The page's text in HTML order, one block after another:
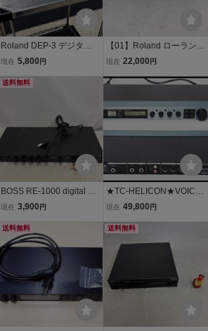
Roland DEP-3 デジタル
エフェクトプロセッサー
レイ リバーブ エフェクタ
現在 5,800 円
【01】Roland ローランド
RDE-1800 デジタルエコ
260801C9006
現在 22,000 円
送料無料
BOSS RE-1000 digital mu
lti echo リバーブ エコー
現在 3,900 円
★TC-HELICON★VOICE
WORKS PLUS ボーカル
フェクター 美品★
現在 49,800 円
送料無料 送料無料